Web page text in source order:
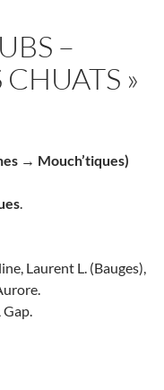
–
CHUATS »
→ Mouch’tiques)
Laurent L. (Bauges),
– Traversée « Les